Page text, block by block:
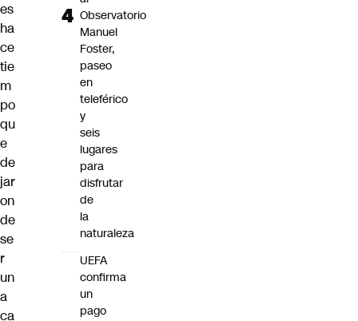
es
ha
ce
tie
m
po
qu
e
de
jar
on
de
se
r
un
a
ca
Observatorio
Manuel
Foster,
paseo
en
teleférico
y
seis
lugares
para
disfrutar
de
la
naturaleza
UEFA
confirma
un
pago